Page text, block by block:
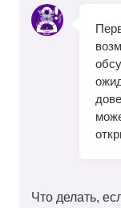
Что делать,